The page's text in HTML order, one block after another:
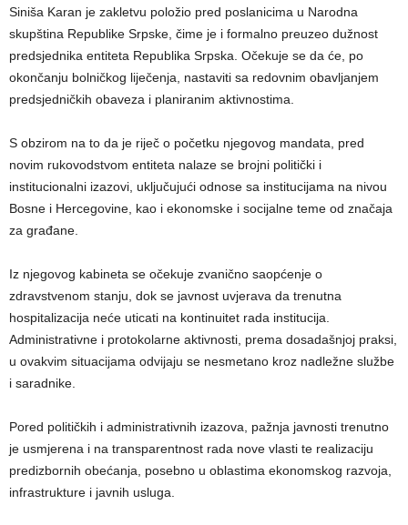
Siniša Karan je zakletvu položio pred poslanicima u Narodna
skupština Republike Srpske, čime je i formalno preuzeo dužnost
predsjednika entiteta Republika Srpska. Očekuje se da će, po
okončanju bolničkog liječenja, nastaviti sa redovnim obavljanjem
predsjedničkih obaveza i planiranim aktivnostima.
S obzirom na to da je riječ o početku njegovog mandata, pred
novim rukovodstvom entiteta nalaze se brojni politički i
institucionalni izazovi, uključujući odnose sa institucijama na nivou
Bosne i Hercegovine, kao i ekonomske i socijalne teme od značaja
za građane.
Iz njegovog kabineta se očekuje zvanično saopćenje o
zdravstvenom stanju, dok se javnost uvjerava da trenutna
hospitalizacija neće uticati na kontinuitet rada institucija.
Administrativne i protokolarne aktivnosti, prema dosadašnjoj praksi,
u ovakvim situacijama odvijaju se nesmetano kroz nadležne službe
i saradnike.
Pored političkih i administrativnih izazova, pažnja javnosti trenutno
je usmjerena i na transparentnost rada nove vlasti te realizaciju
predizbornih obećanja, posebno u oblastima ekonomskog razvoja,
infrastrukture i javnih usluga.